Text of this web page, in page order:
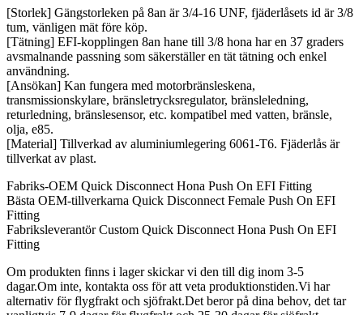
[Storlek] Gängstorleken på 8an är 3/4-16 UNF, fjäderlåsets id är 3/8
tum, vänligen mät före köp.
[Tätning] EFI-kopplingen 8an hane till 3/8 hona har en 37 graders
avsmalnande passning som säkerställer en tät tätning och enkel
användning.
[Ansökan] Kan fungera med motorbränsleskena,
transmissionskylare, bränsletrycksregulator, bränsleledning,
returledning, bränslesensor, etc. kompatibel med vatten, bränsle,
olja, e85.
[Material] Tillverkad av aluminiumlegering 6061-T6. Fjäderlås är
tillverkat av plast.
Fabriks-OEM Quick Disconnect Hona Push On EFI Fitting
Bästa OEM-tillverkarna Quick Disconnect Female Push On EFI
Fitting
Fabriksleverantör Custom Quick Disconnect Hona Push On EFI
Fitting
Om produkten finns i lager skickar vi den till dig inom 3-5
dagar.Om inte, kontakta oss för att veta produktionstiden.Vi har
alternativ för flygfrakt och sjöfrakt.Det beror på dina behov, det tar